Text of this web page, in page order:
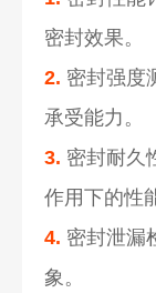
密封效果。
2. 密封强度
承受能力。
3. 密封耐久
作用下的性
4. 密封泄漏
象。